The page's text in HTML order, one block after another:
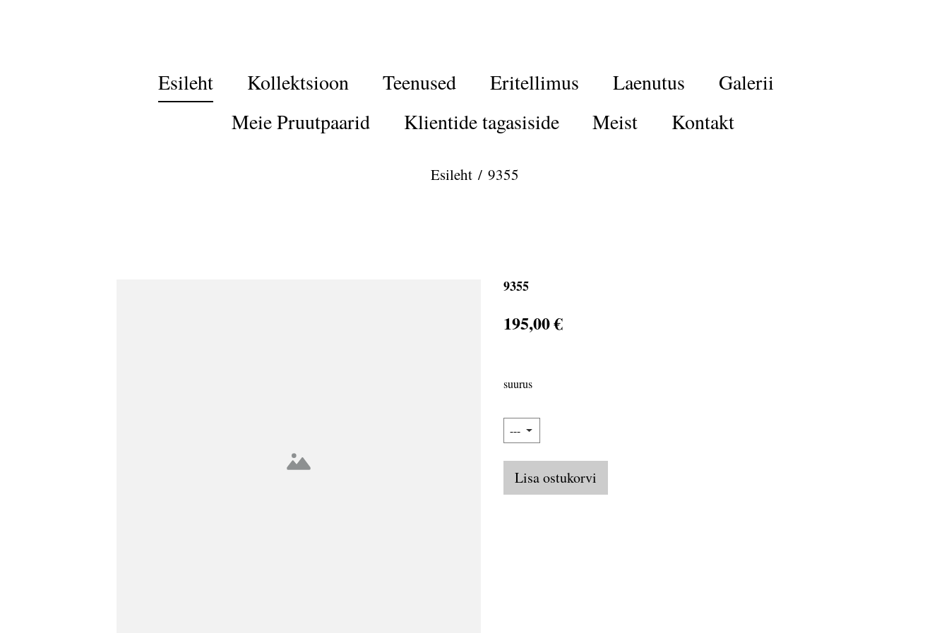
Esileht Kollektsioon Teenused Eritellimus Laenutus
Galerii
Meie Pruutpaarid
Klientide tagasiside Meist Kontakt
Esileht / 9355
9355
195,00 €
suurus
Lisa ostukorvi